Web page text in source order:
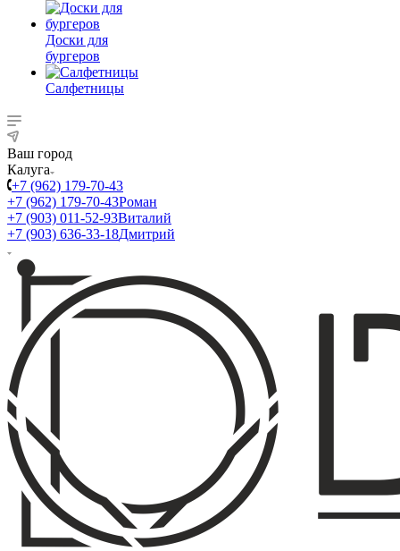
Доски для
бургеров
Салфетницы
Ваш город
Калуга
+7 (962) 179-70-43
+7 (962) 179-70-43Роман
+7 (903) 011-52-93Виталий
+7 (903) 636-33-18Дмитрий